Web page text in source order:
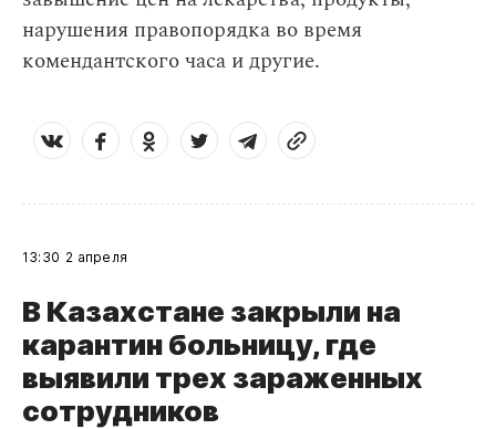
нарушения правопорядка во время
комендантского часа и другие.
13:30 2 апреля
В Казахстане закрыли на
карантин больницу, где
выявили трех зараженных
сотрудников